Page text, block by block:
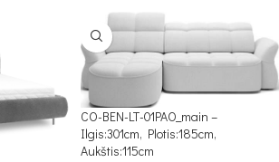
CO-BEN-LT-01PAO_main –
Ilgis:301cm, Plotis:185cm,
Aukštis:115cm